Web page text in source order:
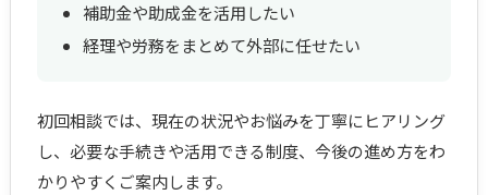
補助金や助成金を活用したい
経理や労務をまとめて外部に任せたい
初回相談では、現在の状況やお悩みを丁寧にヒアリング
し、必要な手続きや活用できる制度、今後の進め方をわ
かりやすくご案内します。